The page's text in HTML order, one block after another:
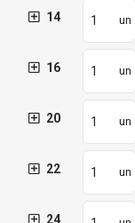
Cancel·lar
14 un
16 un
20 un
22 un
24